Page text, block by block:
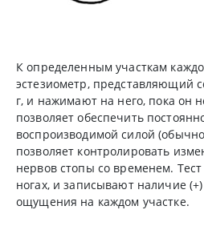
К определенным участкам
эстезиометр, представляющий
г, и нажимают на него, пока он
позволяет обеспечить
воспроизводимой силой
позволяет контролировать
нервов стопы со временем.
ногах, и записывают наличие (+
ощущения на каждом участке.